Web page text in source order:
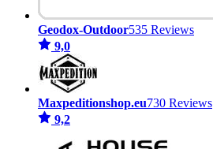
Geodox-Outdoor535 Reviews
9,0
Maxpeditionshop.eu730 Reviews
9,2